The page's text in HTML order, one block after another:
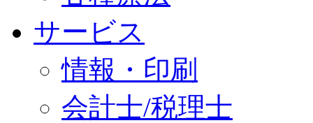
サービス
情報・印刷
会計士/税理士